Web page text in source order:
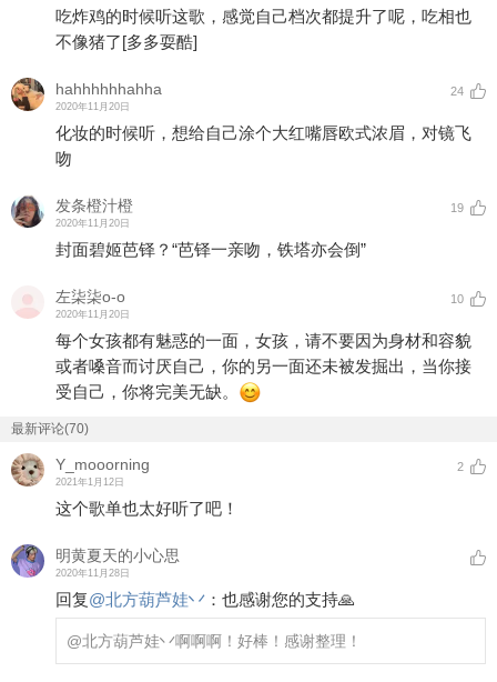
吃炸鸡的时候听这歌，感觉自己档次都提升了呢，吃相也
不像猪了[多多耍酷]
hahhhhhhahha
2020年11月20日
24
化妆的时候听，想给自己涂个大红嘴唇欧式浓眉，对镜飞
吻
发条橙汁橙
2020年11月20日
19
封面碧姬芭铎？“芭铎一亲吻，铁塔亦会倒”
左柒柒o-o
2020年11月20日
10
每个女孩都有魅惑的一面，女孩，请不要因为身材和容貌
或者嗓音而讨厌自己，你的另一面还未被发掘出，当你接
受自己，你将完美无缺。
最新评论(70)
Y_mooorning
2021年1月12日
2
这个歌单也太好听了吧！
明黄夏天的小心思
2020年11月28日
回复@北方葫芦娃丷 ： 也感谢您的支持🙏
@北方葫芦娃丷啊啊啊！好棒！感谢整理！